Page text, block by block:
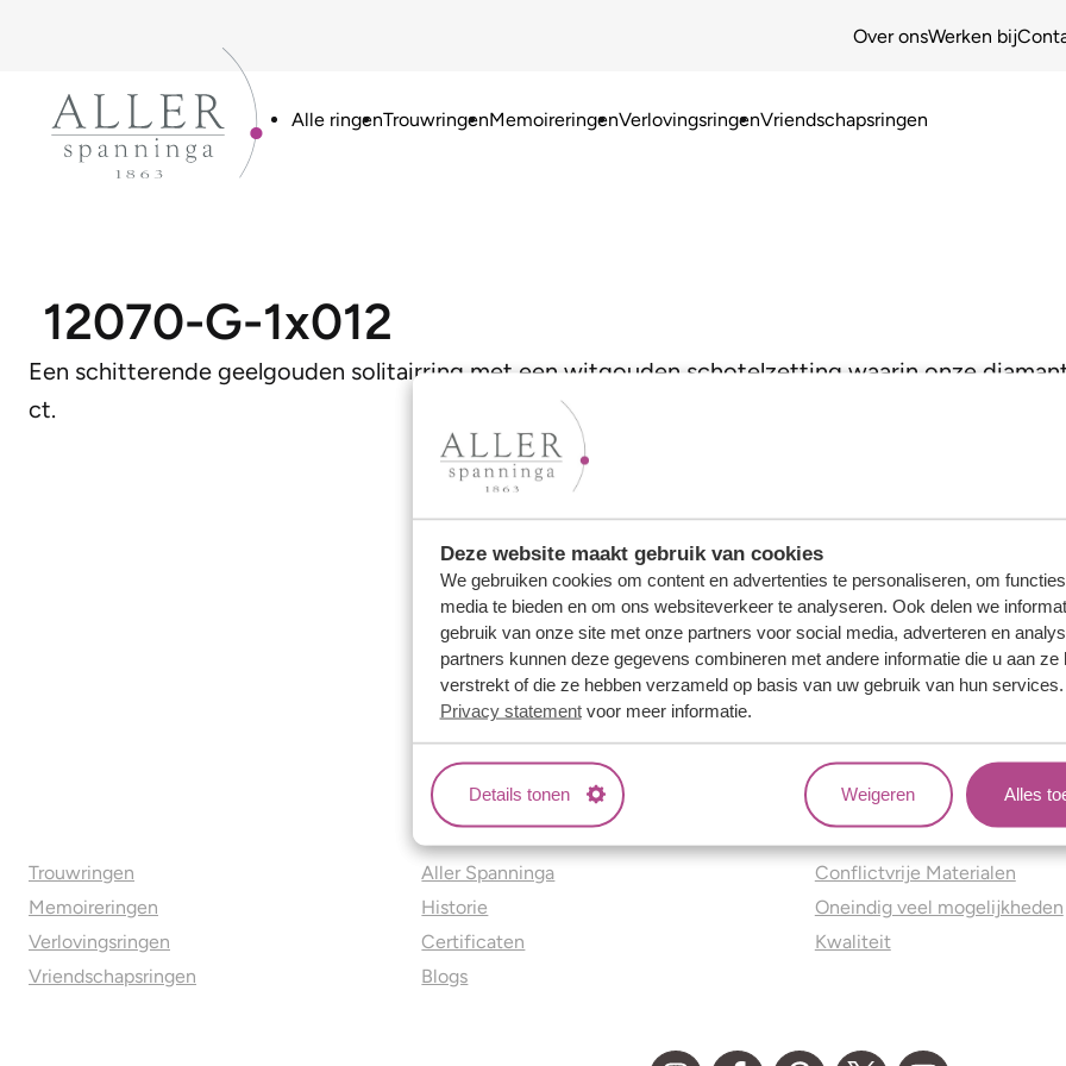
Deze website maakt gebruik van cookies
We gebruiken cookies om content en advertenties te personaliseren, om
media te bieden en om ons websiteverkeer te analyseren. Ook delen we
gebruik van onze site met onze partners voor social media, adverteren en
partners kunnen deze gegevens combineren met andere informatie die u aan ze
verstrekt of die ze hebben verzameld op basis van uw gebruik van hun
Privacy statementvoor meer informatie.
Details tonen Weigeren Alles
Over onsWerken bij
Alle ringenTrouwringenMemoireringenVerlovingsringenVriendschapsringen
12070-G-1x012
Een schitterende geelgouden solitairring met een witgouden schotelzetting waarin onze
ct.
Trouwringen
Memoireringen
Verlovingsringen
Vriendschapsringen
Over ons
Aller Spanninga
Historie
Certificaten
Blogs
Jouw voordelen
Conflictvrije Materialen
Oneindig veel mogelijkheden
Kwaliteit